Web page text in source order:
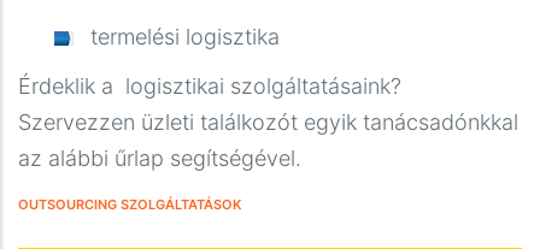
termelési logisztika
Érdeklik a logisztikai szolgáltatásaink?
Szervezzen üzleti találkozót egyik tanácsadónkkal
az alábbi űrlap segítségével.
OUTSOURCING SZOLGÁLTATÁSOK